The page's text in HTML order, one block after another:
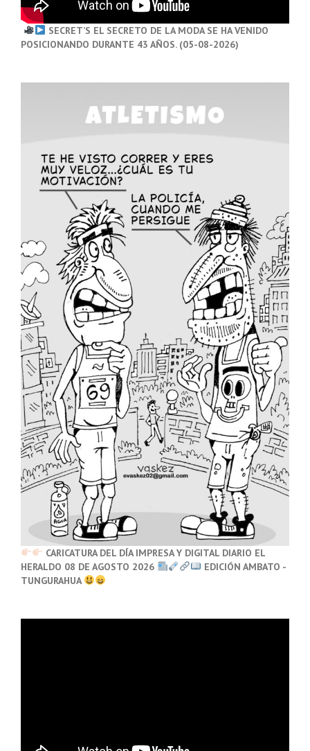
SECRET’S EL SECRETO DE LA MODA SE HA VENIDO
POSICIONANDO DURANTE 43 AÑOS. (05-08-2026)
CARICATURA DEL DÍA IMPRESA Y DIGITAL DIARIO EL
HERALDO 08 DE AGOSTO 2026
EDICIÓN AMBATO -
TUNGURAHUA